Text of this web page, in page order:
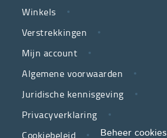
neutrale
ziekenfondsen,
is
partner
in
zorg.
LINKS
Winkels
Verstrekkingen
Mijn account
Algemene voorwaarden
Juridische kennisgeving
Privacyverklaring
Cookiebeleid
Beheer cookies